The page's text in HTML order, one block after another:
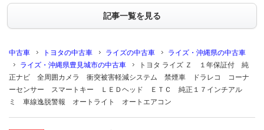
記事一覧を見る
中古車 トヨタの中古車 ライズの中古車
ライズ・沖縄県の中古車
ライズ・沖縄県豊見城市の中古車
トヨタ ライズ Ｚ １年保証付 純
正ナビ 全周囲カメラ 衝突被害軽減システム 禁煙車 ドラレコ コーナ
ーセンサー スマートキー ＬＥＤヘッド ＥＴＣ 純正１７インチアル
ミ 車線逸脱警報 オートライト オートエアコン